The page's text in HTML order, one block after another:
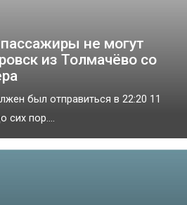
не могут
из Толмачёво со
был отправиться в 22:20 11
сих пор....